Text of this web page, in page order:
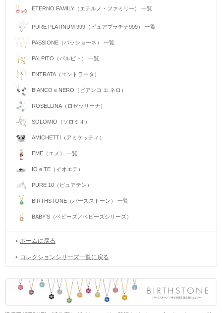
ETERNO FAMILY（エテルノ・ファミリー） 一覧
PURE PLATINUM 999（ピュアプラチナ999） 一覧
PASSIONE（パッショーネ） 一覧
PALPITO（パルピト） 一覧
ENTRATA（エントラータ）
BIANCO e NERO（ビアンコ エ ネロ）
ROSELLINA（ロゼッリーナ）
SOLOMIO（ソロミオ）
AMICHETTI（アミケッティ）
EME（エメ） 一覧
IO e TE（イオエテ）
PURE 10（ピュアテン）
BIRTHSTONE（バースストーン） 一覧
BABY'S（ベビーズ／ベビーズシリーズ）
ホームに戻る
コレクションシリーズ一覧に戻る